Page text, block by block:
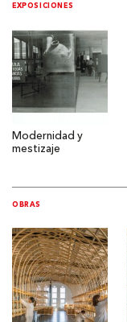
EXPOSICIONES
Modernidad y
mestizaje
OBRAS